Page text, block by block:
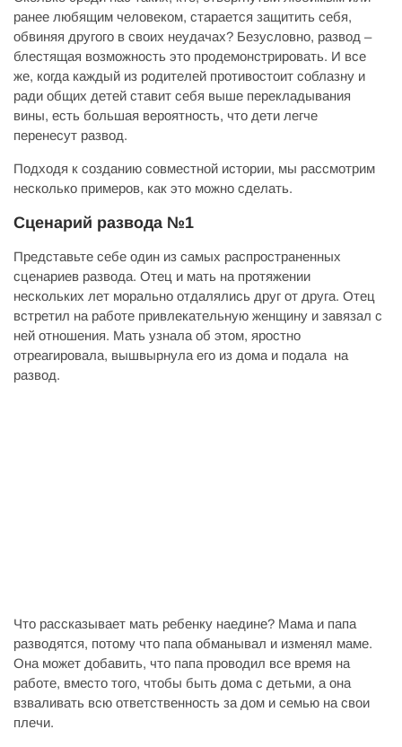
ранее любящим человеком, старается защитить себя,
обвиняя другого в своих неудачах? Безусловно, развод –
блестящая возможность это продемонстрировать. И все
же, когда каждый из родителей противостоит соблазну и
ради общих детей ставит себя выше перекладывания
вины, есть большая вероятность, что дети легче
перенесут развод.
Подходя к созданию совместной истории, мы рассмотрим
несколько примеров, как это можно сделать.
Сценарий развода №1
Представьте себе один из самых распространенных
сценариев развода. Отец и мать на протяжении
нескольких лет морально отдалялись друг от друга. Отец
встретил на работе привлекательную женщину и завязал с
ней отношения. Мать узнала об этом, яростно
отреагировала, вышвырнула его из дома и подала на
развод.
Что рассказывает мать ребенку наедине? Мама и папа
разводятся, потому что папа обманывал и изменял маме.
Она может добавить, что папа проводил все время на
работе, вместо того, чтобы быть дома с детьми, а она
взваливать всю ответственность за дом и семью на свои
плечи.